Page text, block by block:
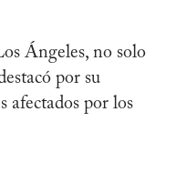
Ángeles, no solo
por su
afectados por los